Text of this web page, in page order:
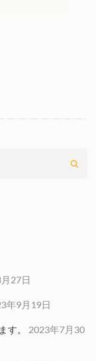
27日
年9月19日
す。
2023年7月30